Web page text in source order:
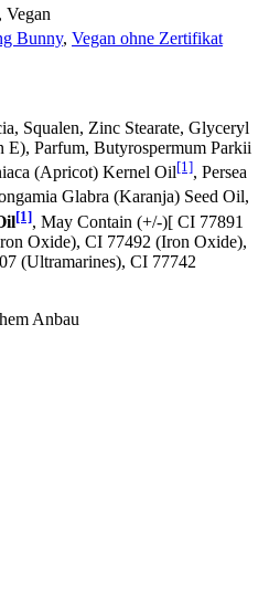
Vegan
Bunny, Vegan ohne Zertifikat
Squalen, Zinc Stearate, Glyceryl
Parfum, Butyrospermum Parkii
(Apricot) Kernel Oil[1], Persea
Glabra (Karanja) Seed Oil,
[1], May Contain (+/-)[ CI 77891
Oxide), CI 77492 (Iron Oxide),
(Ultramarines) , CI 77742
Anbau